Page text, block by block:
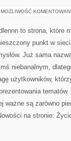
MOŻLIWOŚĆ
to strona, które
punkt w
Już sama
niebanalnym,
użytkowników,
ważne są zarówno
na stronie: